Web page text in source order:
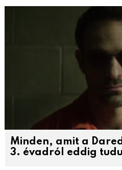
Minden, amit a
3. évadról eddig